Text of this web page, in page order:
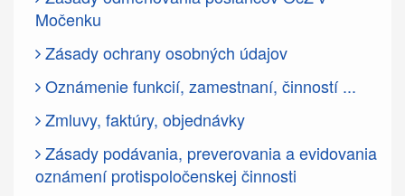
Močenku
Zásady ochrany osobných údajov
Oznámenie funkcií, zamestnaní, činností ...
Zmluvy, faktúry, objednávky
Zásady podávania, preverovania a evidovania
oznámení protispoločenskej činnosti